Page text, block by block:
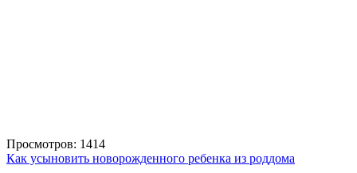
Просмотров: 1414
Как усыновить новорожденного ребенка из роддома